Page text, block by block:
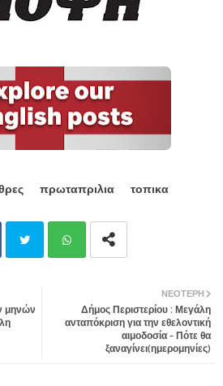
πρωταπριλια τοπικα
tter
ΝΕΌΤΕΡΗ
Δήμος Περιστερίου : Μεγάλη
ανταπόκριση για την εθελοντική
αιμοδοσία - Πότε θα
ξαναγίνει(ημερομηνίες)
μηνών